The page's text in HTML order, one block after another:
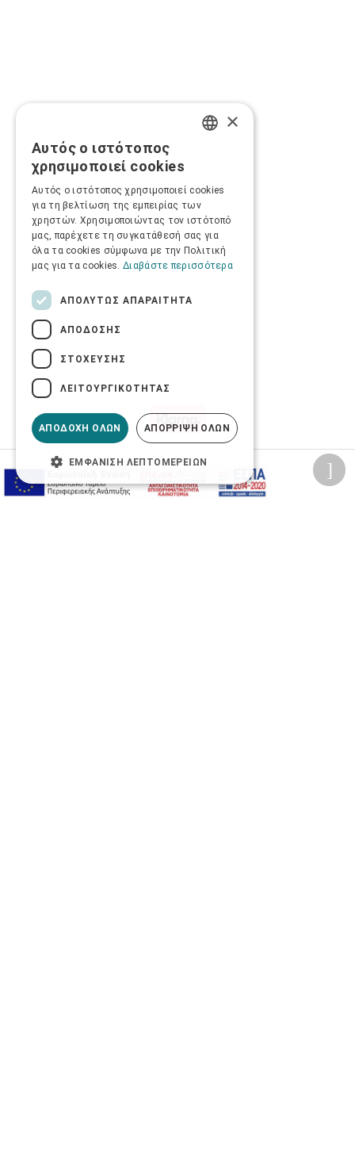
Όροι Χρήσης Ιστοσελίδας
×
Αυτός ο ιστότοπος
χρησιμοποιεί cookies
Αυτός ο ιστότοπος χρησιμοποιεί cookies
για τη βελτίωση της εμπειρίας των
χρηστών. Χρησιμοποιώντας τον ιστότοπό
μας, παρέχετε τη συγκατάθεσή σας για
όλα τα cookies σύμφωνα με την Πολιτική
μας για τα cookies. Διαβάστε περισσότερα
ΑΠΟΛΎΤΩΣ ΑΠΑΡΑΊΤΗΤΑ
ΑΠΌΔΟΣΗΣ
ΣΤΌΧΕΥΣΗΣ
ΛΕΙΤΟΥΡΓΙΚΌΤΗΤΑΣ
ΑΠΟΔΟΧΉ ΌΛΩΝ ΑΠΌΡΡΙΨΗ ΌΛΩΝ
ΕΜΦΆΝΙΣΗ ΛΕΠΤΟΜΕΡΕΙΏΝ